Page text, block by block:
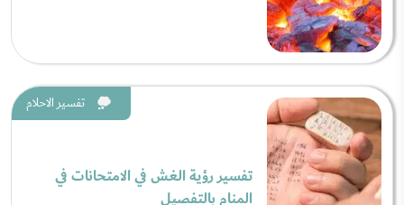
تفسير الاحلام
تفسير رؤية الغش في الامتحانات في
المنام بالتفصيل